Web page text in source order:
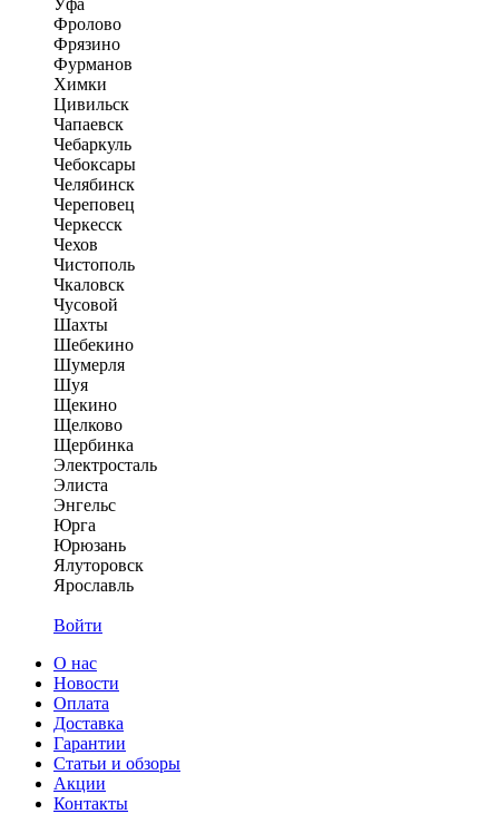
Уфа
Фролово
Фрязино
Фурманов
Химки
Цивильск
Чапаевск
Чебаркуль
Чебоксары
Челябинск
Череповец
Черкесск
Чехов
Чистополь
Чкаловск
Чусовой
Шахты
Шебекино
Шумерля
Шуя
Щекино
Щелково
Щербинка
Электросталь
Элиста
Энгельс
Юрга
Юрюзань
Ялуторовск
Ярославль
Войти
О нас
Новости
Оплата
Доставка
Гарантии
Статьи и обзоры
Акции
Контакты